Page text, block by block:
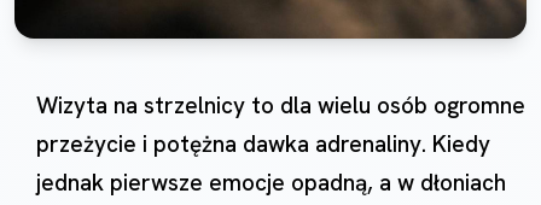
Wizyta na strzelnicy to dla wielu osób ogromne
przeżycie i potężna dawka adrenaliny. Kiedy
jednak pierwsze emocje opadną, a w dłoniach